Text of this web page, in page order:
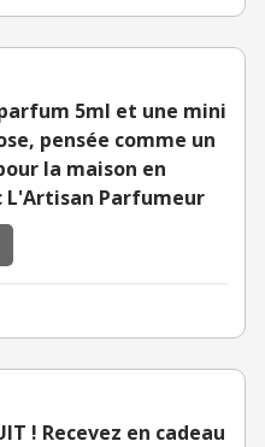
5ml et une mini
pensée comme un
la maison en
L'Artisan Parfumeur
! Recevez en cadeau